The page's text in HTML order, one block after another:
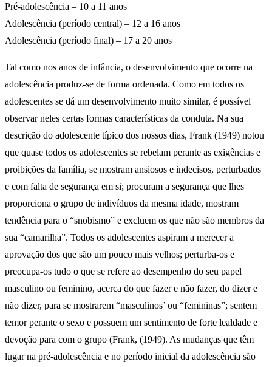
Pré-adolescência – 10 a 11 anos
Adolescência (período central) – 12 a 16 anos
Adolescência (período final) – 17 a 20 anos
Tal como nos anos de infância, o desenvolvimento que ocorre na
adolescência produz-se de forma ordenada. Como em todos os
adolescentes se dá um desenvolvimento muito similar, é possível
observar neles certas formas características da conduta. Na sua
descrição do adolescente típico dos nossos dias, Frank (1949) notou
que quase todos os adolescentes se rebelam perante as exigências e
proibições da família, se mostram ansiosos e indecisos, perturbados
e com falta de segurança em si; procuram a segurança que lhes
proporciona o grupo de indivíduos da mesma idade, mostram
tendência para o “snobismo” e excluem os que não são membros da
sua “camarilha”. Todos os adolescentes aspiram a merecer a
aprovação dos que são um pouco mais velhos; perturba-os e
preocupa-os tudo o que se refere ao desempenho do seu papel
masculino ou feminino, acerca do que fazer e não fazer, do dizer e
não dizer, para se mostrarem “masculinos’ ou “femininas”; sentem
temor perante o sexo e possuem um sentimento de forte lealdade e
devoção para com o grupo (Frank, (1949). As mudanças que têm
lugar na pré-adolescência e no período inicial da adolescência são